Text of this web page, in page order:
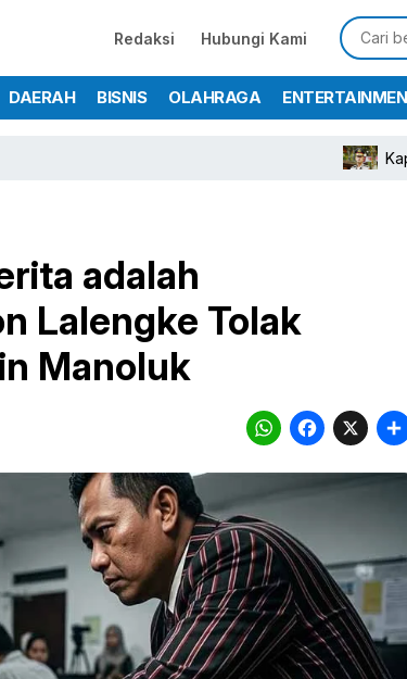
Redaksi Hubungi Kami
DAERAH BISNIS OLAHRAGA
Kapolres Bogor
adalah
Lalengke Tolak
Manoluk
X